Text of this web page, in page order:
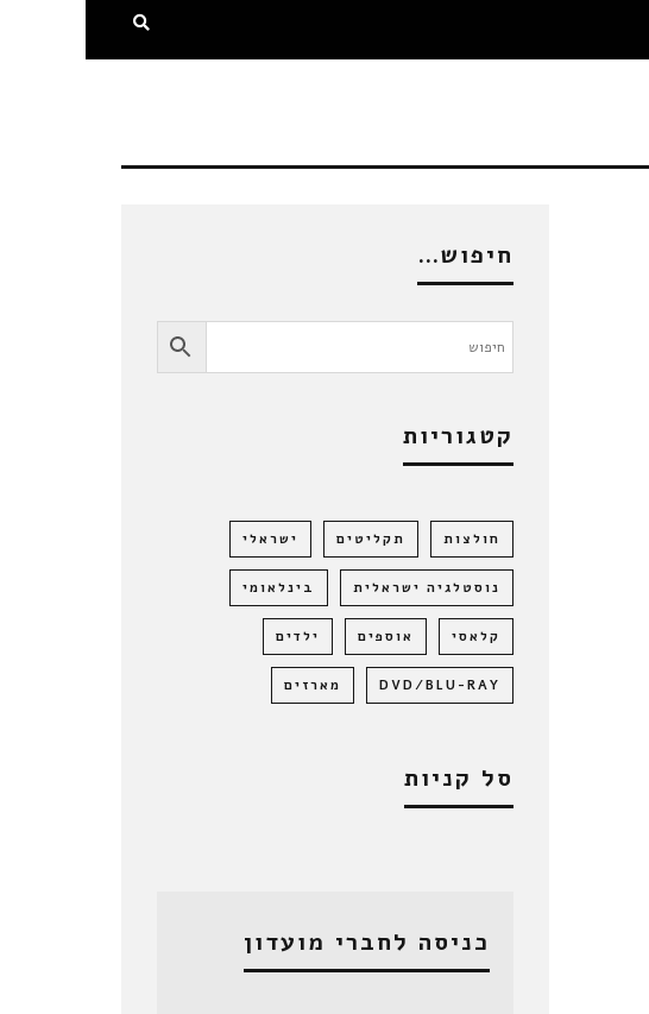
חיפוש…
קטגוריות
חולצות תקליטים ישראלי
נוסטלגיה ישראלית בינלאומי
קלאסי אוספים ילדים
DVD/BLU-RAY מארזים
סל קניות
כניסה לחברי מועדון